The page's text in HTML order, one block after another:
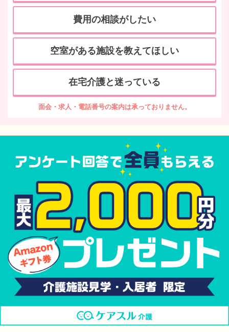
費用の相談がしたい
空室がある施設を教えてほしい
在宅介護と迷っている
面会・求人・電話番号の案内は承っておりません。